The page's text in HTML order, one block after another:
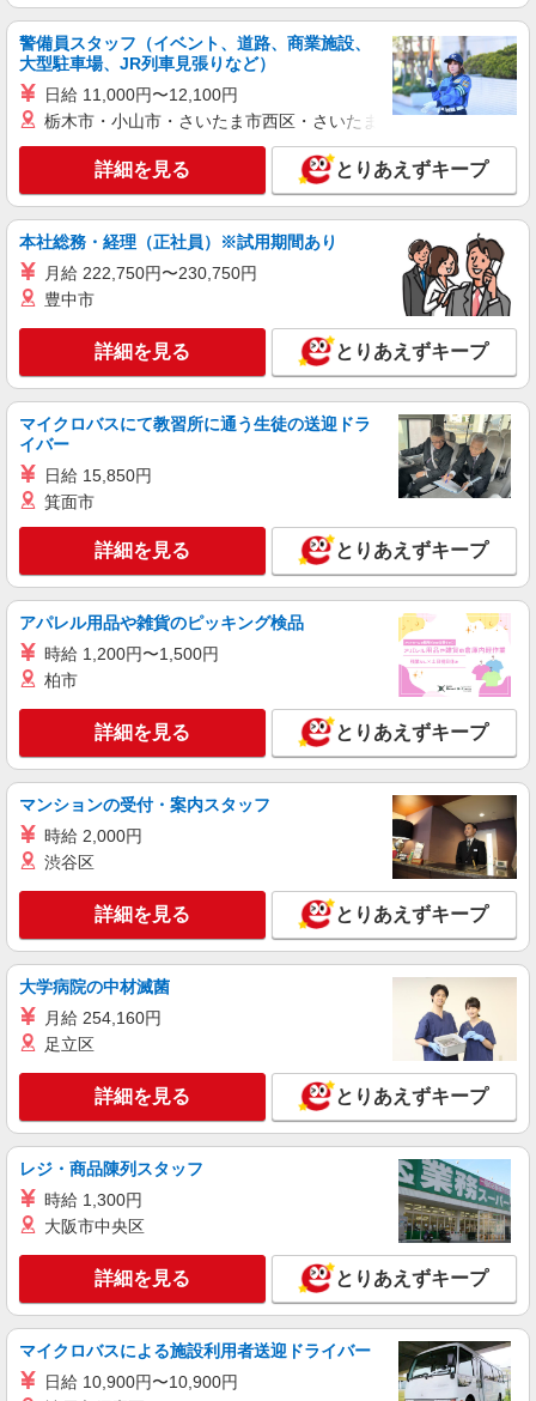
キープ 詳細を見る
派遣社員
株式会社kotrio /●SW-H1-2024200
≪赤羽駅≫年齢不問！０からスタートでも活躍
できる看護助手♪
通費全支給(ガソリン代含む)＞
北区内【赤羽駅近く】
詳細を見る
株式会社kotrio /●SW-S-2096644
定員で即終了！時給2400円〜★東十条駅＊高
時給2400円〜＜交通費全額支給(ガソリン代含
東京都北区
キープ 詳細を見る
株式会社kotrio /●SW-S-2023677
十条駅≫高級シニアマンションの看護師▼居室
の巡回等
時給2400円〜＜交通費全額支給(ガソリン代含
む)＞
東京都北区上十条
キープ 詳細を見る
株式会社トラストグロース 新宿本社 第3営業部
デイサービスでの看護師
時給：准看護師1900円〜2000円/看護師2000
キープ 詳細を見る
株式会社トラストグロース 新宿本社 第3営業部
時給：准看護師2500円/看護師2600円 ※資格や
東京都北区
キープ 詳細を見る
職業紹介
警備員スタッフ（イベント、道路、商業施設、
大型駐車場、JR列車見張りなど）
日給 11,000円〜12,100円
栃木市・小山市・さいたま市西区・さいたま市岩槻区・久喜市・
詳細を見る とりあえずキープ
本社総務・経理（正社員）※試用期間あり
月給 222,750円〜230,750円
豊中市
詳細を見る とりあえずキープ
マイクロバスにて教習所に通う生徒の送迎ドラ
イバー
日給 15,850円
箕面市
詳細を見る とりあえずキープ
アパレル用品や雑貨のピッキング検品
時給 1,200円〜1,500円
柏市
詳細を見る とりあえずキープ
マンションの受付・案内スタッフ
時給 2,000円
渋谷区
詳細を見る とりあえずキープ
大学病院の中材滅菌
月給 254,160円
足立区
詳細を見る とりあえずキープ
レジ・商品陳列スタッフ
時給 1,300円
大阪市中央区
詳細を見る とりあえずキープ
マイクロバスによる施設利用者送迎ドライバー
日給 10,900円〜10,900円